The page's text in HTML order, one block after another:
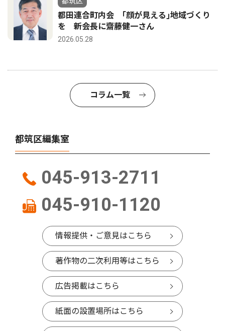
都田連合町内会 ｢顔が見える｣地域づくり
を 新会長に齋藤健一さん
2026.05.28
コラム一覧
都筑区編集室
045-913-2711
045-910-1120
情報提供・ご意見はこちら
著作物の二次利用等はこちら
広告掲載はこちら
紙面の設置場所はこちら